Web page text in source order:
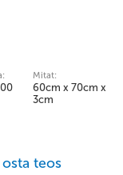
Mitat:
60cm x 70cm x
3cm
teos